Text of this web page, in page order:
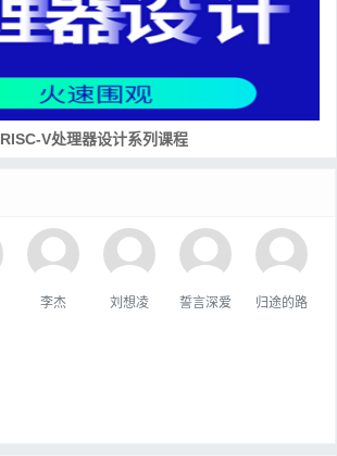
RISC-V处理器设计系列课程
李杰 刘想凌 誓言深爱 归途的路